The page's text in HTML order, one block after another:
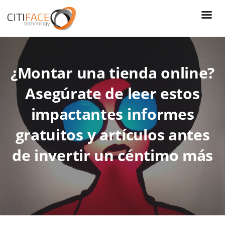
content
¿Montar una tienda online?
Asegúrate de leer estos
impactantes informes
gratuitos y artículos antes
de invertir un céntimo más